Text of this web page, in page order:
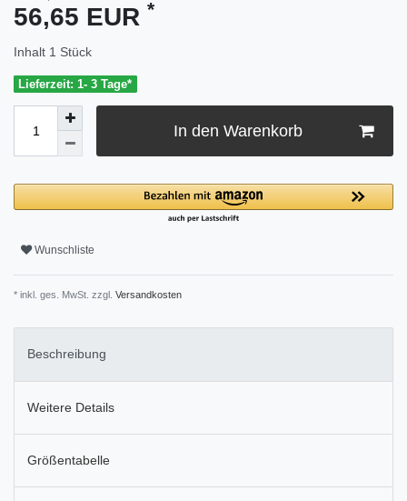
56,65 EUR *
Inhalt 1 Stück
Lieferzeit: 1- 3 Tage*
In den Warenkorb
Wunschliste
* inkl. ges. MwSt. zzgl. Versandkosten
Beschreibung
Weitere Details
Größentabelle